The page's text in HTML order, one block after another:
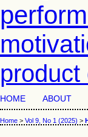
product
HOME ABOUT
Home > Vol 9, No 1 (2025) >